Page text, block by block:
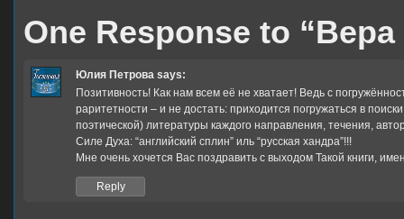
One Response to
Юлия Петрова says:
Позитивность! Как нам всем её не хватает! Ведь с
раритетности – и не достать: приходится погружаться в
поэтической) литературы каждого направления, течения,
Силе Духа: “английский сплин” иль “русская хандра”!!!
Мне очень хочется Вас поздравить с выходом Такой книги,
Reply